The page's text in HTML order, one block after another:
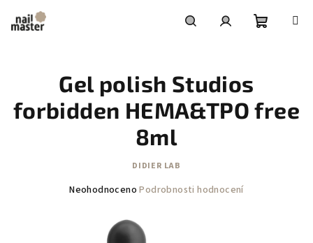
obsah
Gel polish Studios
forbidden HEMA&TPO free
8ml
DIDIER LAB
Průměrné
Neohodnoceno Podrobnosti hodnocení